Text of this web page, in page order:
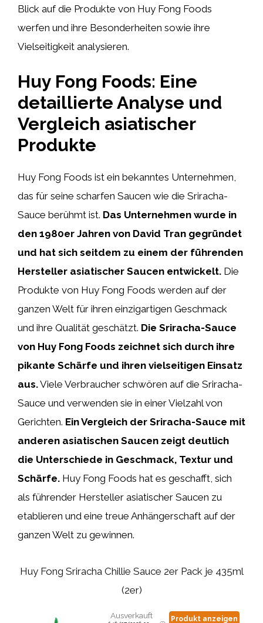
Blick auf die Produkte von Huy Fong Foods
werfen und ihre Besonderheiten sowie ihre
Vielseitigkeit analysieren.
Huy Fong Foods: Eine
detaillierte Analyse und
Vergleich asiatischer
Produkte
Huy Fong Foods ist ein bekanntes Unternehmen,
das für seine scharfen Saucen wie die Sriracha-
Sauce berühmt ist. Das Unternehmen wurde in
den 1980er Jahren von David Tran gegründet
und hat sich seitdem zu einem der führenden
Hersteller asiatischer Saucen entwickelt. Die
Produkte von Huy Fong Foods werden auf der
ganzen Welt für ihren einzigartigen Geschmack
und ihre Qualität geschätzt. Die Sriracha-Sauce
von Huy Fong Foods zeichnet sich durch ihre
pikante Schärfe und ihren vielseitigen Einsatz
aus.Viele Verbraucher schwören auf die Sriracha-
Sauce und verwenden sie in einer Vielzahl von
Gerichten. Ein Vergleich der Sriracha-Sauce mit
anderen asiatischen Saucen zeigt deutlich
die Unterschiede in Geschmack, Textur und
Schärfe. Huy Fong Foods hat es geschafft, sich
als führender Hersteller asiatischer Saucen zu
etablieren und eine treue Anhängerschaft auf der
ganzen Welt zu gewinnen.
Huy Fong Sriracha Chillie Sauce 2er Pack je 435ml
(2er)
Ausverkauft Produkt anzeigen